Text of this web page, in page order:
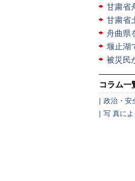
甘粛省
甘粛省
舟曲県
堰止湖
被災民
コラム一
| 政治・安
| 写 真に